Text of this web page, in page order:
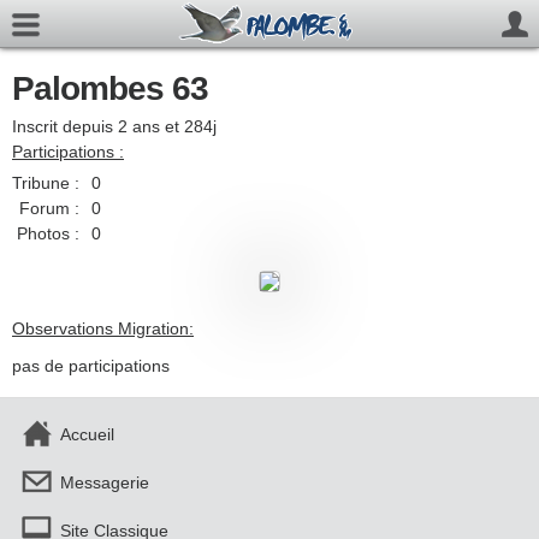
Palombes 63
Inscrit depuis 2 ans et 284j
Participations :
Tribune :
0
Forum :
0
Photos :
0
Observations Migration:
pas de participations
Accueil
Messagerie
Site Classique